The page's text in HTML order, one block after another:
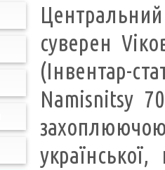
суверен
(Інвентар-
Namisnitsy